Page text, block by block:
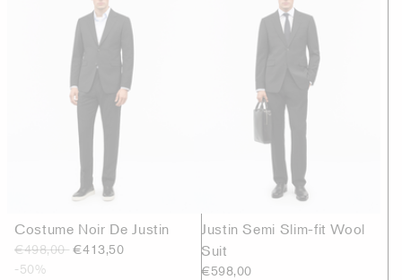
Costume Noir De Justin
€498,00 €413,50
-50%
Justin Semi Slim-fit Wool
Suit
€598,00